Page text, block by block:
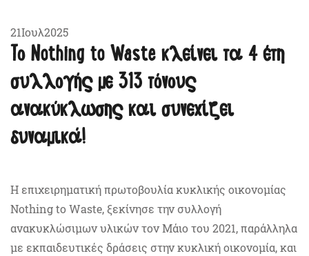
21Ιουλ2025
Το Nothing to Waste κλείνει τα 4 έτη
συλλογής με 313 τόνους
ανακύκλωσης και συνεχίζει
δυναμικά!
Η επιχειρηματική πρωτοβουλία κυκλικής οικονομίας
Nothing to Waste, ξεκίνησε την συλλογή
ανακυκλώσιμων υλικών τον Μάιο του 2021, παράλληλα
με εκπαιδευτικές δράσεις στην κυκλική οικονομία, και